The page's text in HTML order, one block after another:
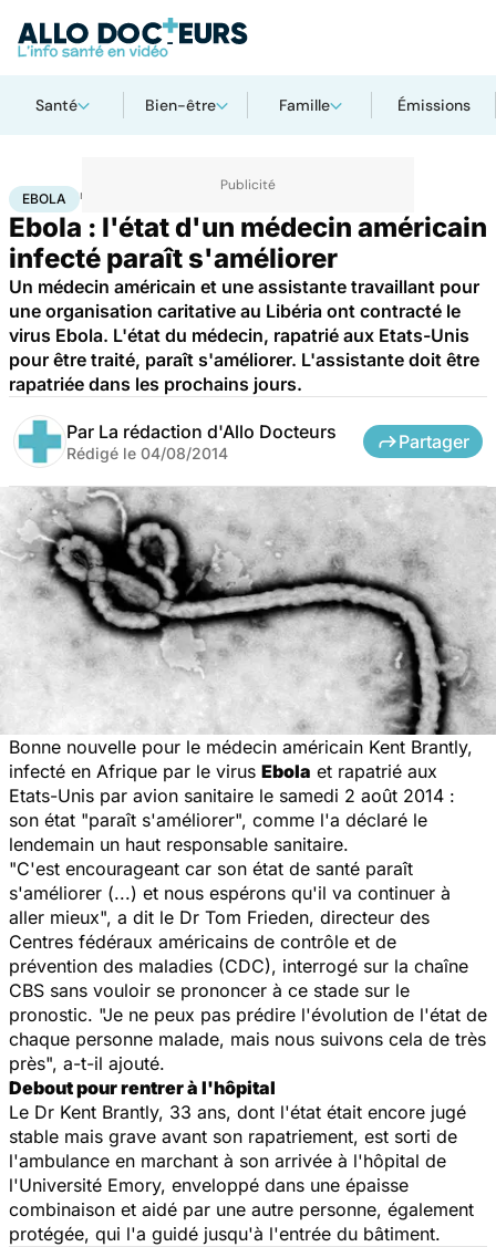
Santé Bien-être Famille Émissions
Accueil Santé
EBOLA
Ebola : l'état d'un médecin américain
infecté paraît s'améliorer
Un médecin américain et une assistante travaillant pour
une organisation caritative au Libéria ont contracté le
virus Ebola. L'état du médecin, rapatrié aux Etats-Unis
pour être traité, paraît s'améliorer. L'assistante doit être
rapatriée dans les prochains jours.
Par La rédaction d'Allo Docteurs
Rédigé le 04/08/2014
Partager
Bonne nouvelle pour le médecin américain Kent Brantly,
infecté en Afrique par le virus Ebola et rapatrié aux
Etats-Unis par avion sanitaire le samedi 2 août 2014 :
son état "paraît s'améliorer", comme l'a déclaré le
lendemain un haut responsable sanitaire.
"C'est encourageant car son état de santé paraît
s'améliorer (...) et nous espérons qu'il va continuer à
aller mieux", a dit le Dr Tom Frieden, directeur des
Centres fédéraux américains de contrôle et de
prévention des maladies (CDC), interrogé sur la chaîne
CBS sans vouloir se prononcer à ce stade sur le
pronostic. "Je ne peux pas prédire l'évolution de l'état de
chaque personne malade, mais nous suivons cela de très
près", a-t-il ajouté.
Debout pour rentrer à l'hôpital
Le Dr Kent Brantly, 33 ans, dont l'état était encore jugé
stable mais grave avant son rapatriement, est sorti de
l'ambulance en marchant à son arrivée à l'hôpital de
l'Université Emory, enveloppé dans une épaisse
combinaison et aidé par une autre personne, également
protégée, qui l'a guidé jusqu'à l'entrée du bâtiment.